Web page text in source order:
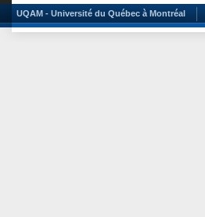
UQAM - Université du Québec à Montréal